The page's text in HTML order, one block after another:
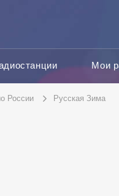
Мои
России Русская Зима